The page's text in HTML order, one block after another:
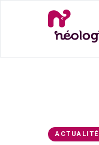
ACTUALITÉ